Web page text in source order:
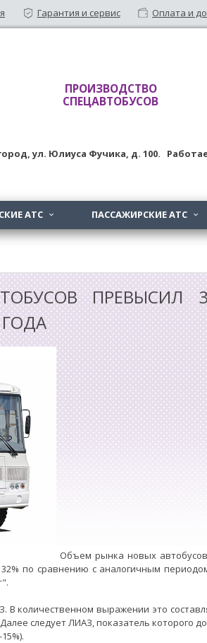
Гарантия и сервис Оплата и
ПРОИЗВОДСТВО
СПЕЦАВТОБУСОВ
,ул. Юлиуса Фучика, д. 100.
АТС  ПАССАЖИРСКИЕ АТС 
ПРЕВЫСИЛ
Объем рынка новых
по сравнению с аналогичным
количественном выражении это
следует ЛИАЗ, показатель которого